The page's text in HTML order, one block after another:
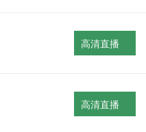
高清直播
高清直播